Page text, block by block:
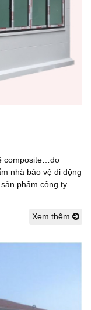
composite…do
nhà bảo vệ di động
phẩm công ty
Xem thêm